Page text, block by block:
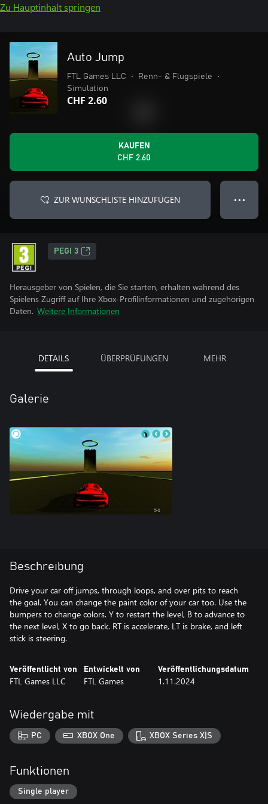
Zu Hauptinhalt springen
Auto Jump
FTL Games LLC • Renn- & Flugspiele
•
Simulation
CHF 2.60
KAUFEN
CHF 2.60
ZUR WUNSCHLISTE HINZUFÜGEN ● ● ●
PEGI 3
Herausgeber von Spielen, die Sie starten, erhalten während des
Spielens Zugriff auf Ihre Xbox-Profilinformationen und zugehörigen
Daten. Weitere Informationen
DETAILS ÜBERPRÜFUNGEN MEHR
Galerie
Beschreibung
Drive your car off jumps, through loops, and over pits to reach
the goal. You can change the paint color of your car too. Use the
bumpers to change colors. Y to restart the level, B to advance to
the next level, X to go back. RT is accelerate, LT is brake, and left
stick is steering.
Veröffentlicht von
FTL Games LLC
Entwickelt von
FTL Games
Veröffentlichungsdatum
1.11.2024
Wiedergabe mit
PC XBOX One XBOX Series X|S
Funktionen
Single player